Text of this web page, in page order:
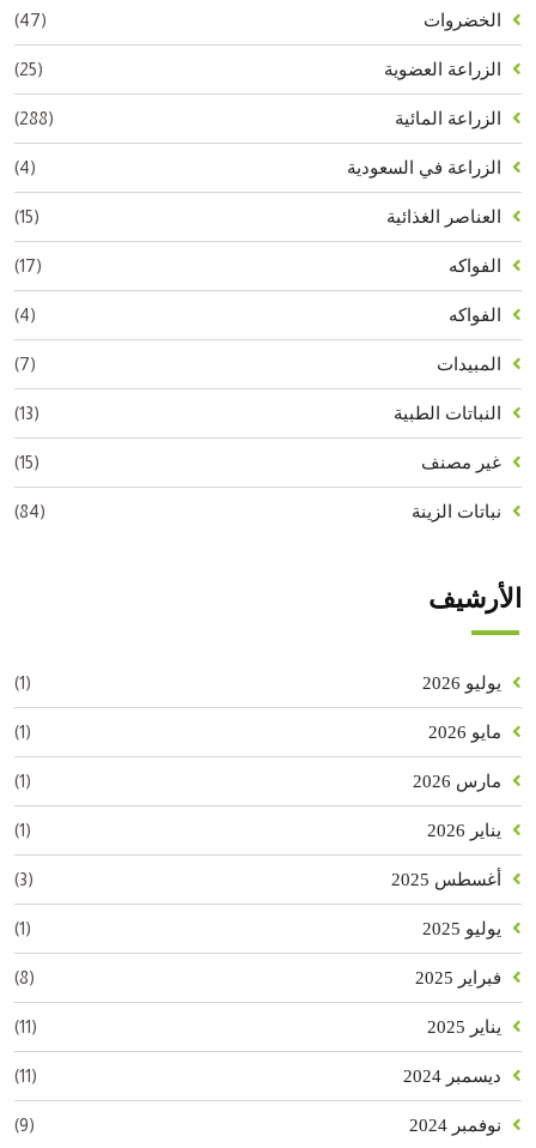
الخضروات (47)
الزراعة العضوية (25)
الزراعة المائية (288)
الزراعة في السعودية (4)
العناصر الغذائية (15)
الفواكه (17)
الفواكه (4)
المبيدات (7)
النباتات الطبية (13)
غير مصنف (15)
نباتات الزينة (84)
الأرشيف
يوليو 2026 (1)
مايو 2026 (1)
مارس 2026 (1)
يناير 2026 (1)
أغسطس 2025 (3)
يوليو 2025 (1)
فبراير 2025 (8)
يناير 2025 (11)
ديسمبر 2024 (11)
نوفمبر 2024 (9)